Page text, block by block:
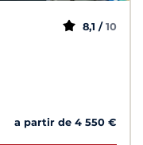
8,1 / 10
a partir de 4 550 €